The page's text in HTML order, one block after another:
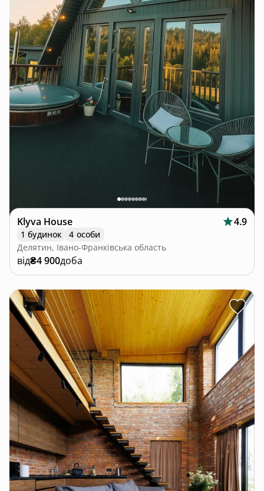
Klyva House 4.9
1 будинок
4 особи
Делятин, Івано-Франківська область
від₴4 900доба